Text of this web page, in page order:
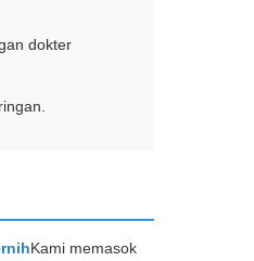
dokter
Kami memasok